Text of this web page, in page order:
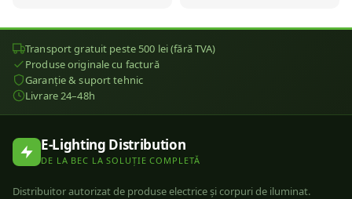
Transport gratuit peste 500 lei (fără TVA)
Produse originale cu factură
Garanție & suport tehnic
Livrare 24–48h
E-Lighting Distribution
DE LA BEC LA SOLUȚIE COMPLETĂ
Distribuitor autorizat de produse electrice și corpuri de iluminat.